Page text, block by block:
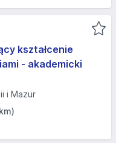
kształcenie
- akademicki
i Mazur